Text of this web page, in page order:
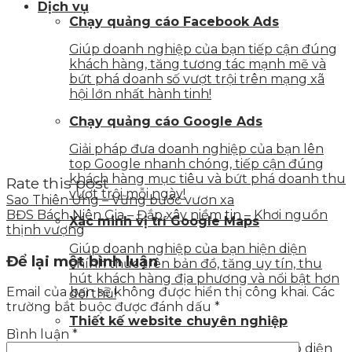
Dịch vụ
Chạy quảng cáo Facebook Ads
Giúp doanh nghiệp của bạn tiếp cận đúng
khách hàng, tăng tương tác mạnh mẽ và
bứt phá doanh số vượt trội trên mạng xã
hội lớn nhất hành tinh!
Chạy quảng cáo Google Ads
Giải pháp đưa doanh nghiệp của bạn lên
top Google nhanh chóng, tiếp cận đúng
khách hàng mục tiêu và bứt phá doanh thu
vượt trội mỗi ngày!
Xác minh vị trí Google Maps
Giúp doanh nghiệp của bạn hiện diện
chính thức trên bản đồ, tăng uy tín, thu
hút khách hàng địa phương và nổi bật hơn
đối thủ!
Thiết kế website chuyên nghiệp
Sở hữu một website chuẩn SEO, giao diện
Rate this post
Sao Thiên Ưng – Vững bước vươn xa
BĐS Bách Niên Gia – Đắp xây niềm tin – Khơi nguồn
thịnh vượng
Để lại một bình luận
Email của bạn sẽ không được hiển thị công khai. Các
trường bắt buộc được đánh dấu *
Bình luận *